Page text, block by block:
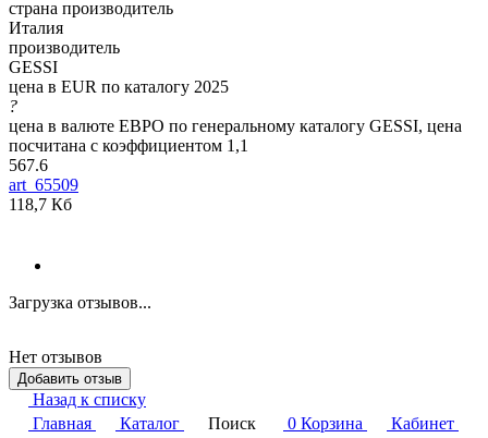
страна производитель
Италия
производитель
GESSI
цена в EUR по каталогу 2025
?
цена в валюте ЕВРО по генеральному каталогу GESSI, цена
посчитана с коэффициентом 1,1
567.6
art_65509
118,7 Кб
Загрузка отзывов...
Нет отзывов
Добавить отзыв
Назад к списку
Главная
Каталог Поиск 0 Корзина
Кабинет